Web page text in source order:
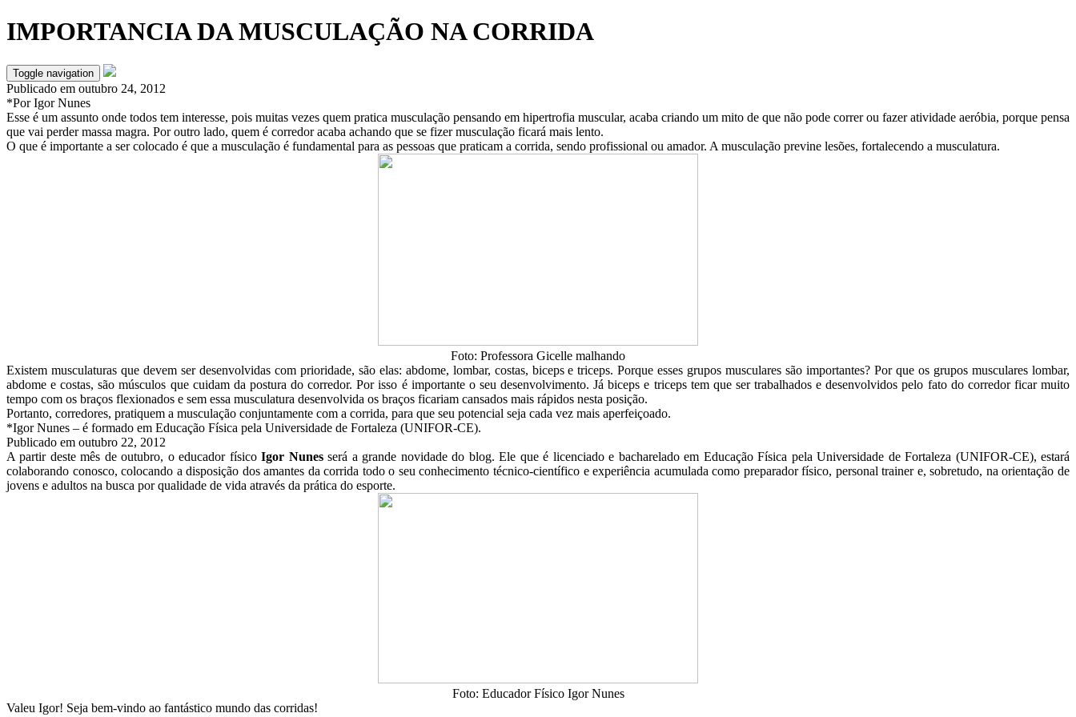
IMPORTANCIA DA MUSCULAÇÃO NA CORRIDA
Toggle navigation
Publicado em outubro 24, 2012
*Por Igor Nunes
Esse é um assunto onde todos tem interesse, pois muitas vezes quem pratica musculação pensando em hipertrofia muscular, acaba criando um mito de que não pode correr ou fazer atividade aeróbia, porque pensa
que vai perder massa magra. Por outro lado, quem é corredor acaba achando que se fizer musculação ficará mais lento.
O que é importante a ser colocado é que a musculação é fundamental para as pessoas que praticam a corrida, sendo profissional ou amador. A musculação previne lesões, fortalecendo a musculatura.
Foto: Professora Gicelle malhando
Existem musculaturas que devem ser desenvolvidas com prioridade, são elas: abdome, lombar, costas, biceps e triceps. Porque esses grupos musculares são importantes? Por que os grupos musculares lombar,
abdome e costas, são músculos que cuidam da postura do corredor. Por isso é importante o seu desenvolvimento. Já biceps e triceps tem que ser trabalhados e desenvolvidos pelo fato do corredor ficar muito
tempo com os braços flexionados e sem essa musculatura desenvolvida os braços ficariam cansados mais rápidos nesta posição.
Portanto, corredores, pratiquem a musculação conjuntamente com a corrida, para que seu potencial seja cada vez mais aperfeiçoado.
*Igor Nunes – é formado em Educação Física pela Universidade de Fortaleza (UNIFOR-CE).
Publicado em outubro 22, 2012
A partir deste mês de outubro, o educador físicoIgor Nunesserá a grande novidade do blog. Ele que é licenciado e bacharelado em Educação Física pela Universidade de Fortaleza (UNIFOR-CE), estará
colaborando conosco, colocando a disposição dos amantes da corrida todo o seu conhecimento técnico-científico e experiência acumulada como preparador físico, personal trainer e, sobretudo, na orientação de
jovens e adultos na busca por qualidade de vida através da prática do esporte.
Foto: Educador Físico Igor Nunes
Valeu Igor! Seja bem-vindo ao fantástico mundo das corridas!